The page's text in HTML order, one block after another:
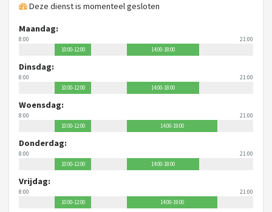
Deze dienst is momenteel gesloten
Maandag:
8:00 21:00
10:00-12:00 14:00-18:00
Dinsdag:
8:00 21:00
10:00-12:00 14:00-18:00
Woensdag:
8:00 21:00
10:00-12:00 14:00-19:00
Donderdag:
8:00 21:00
10:00-12:00 14:00-18:00
Vrijdag:
8:00 21:00
10:00-12:00 14:00-19:00